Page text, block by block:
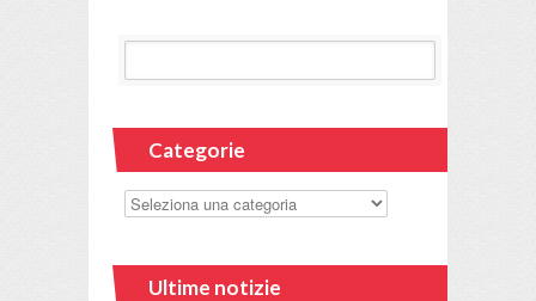
Categorie
Ultime notizie